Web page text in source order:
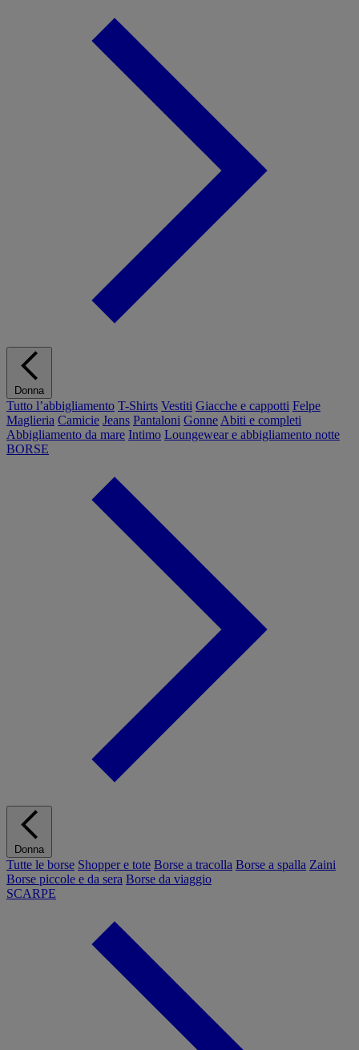
Donna
Tutto l’abbigliamento T-Shirts Vestiti Giacche e cappotti Felpe
Maglieria Camicie Jeans Pantaloni Gonne Abiti e completi
Abbigliamento da mare Intimo Loungewear e abbigliamento notte
BORSE
Donna
Tutte le borse Shopper e tote Borse a tracolla Borse a spalla Zaini
Borse piccole e da sera Borse da viaggio
SCARPE